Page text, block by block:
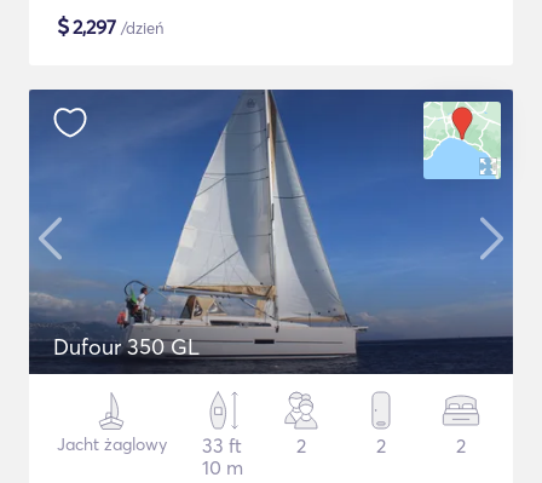
$2,297 /dzień
Dufour 350 GL
Jacht żaglowy
33 ft
10 m
2 2 2